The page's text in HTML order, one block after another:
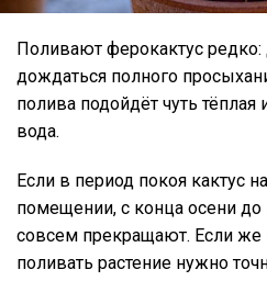
Поливают ферокактус редко:
дождаться полного
полива подойдёт чуть тёплая
вода.
Если в период покоя кактус
помещении, с конца осени
совсем прекращают. Если же
поливать растение нужно